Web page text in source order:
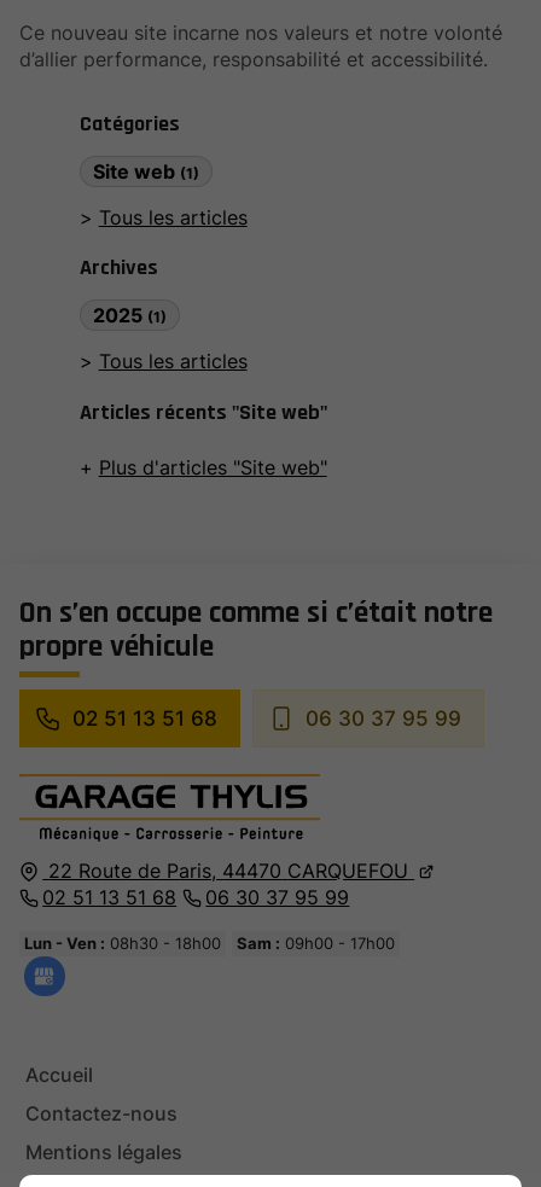
Catégories
Site web (1)
Tous les articles
Archives
2025 (1)
Tous les articles
Articles récents "Site web"
Plus d'articles "Site web"
Ce nouveau site incarne nos valeurs et notre volonté
d’allier performance, responsabilité et accessibilité.
22 Route de Paris, 44470 CARQUEFOU
02 51 13 51 68
06 30 37 95 99
Lun - Ven : 08h30 - 18h00 Sam : 09h00 - 17h00
Accueil
Contactez-nous
Mentions légales
On s’en occupe comme si c’était notre
propre véhicule
02 51 13 51 68 06 30 37 95 99